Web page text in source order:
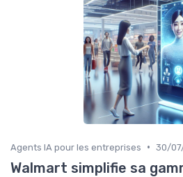
Agents IA pour les entreprises • 30/
Walmart simplifie sa